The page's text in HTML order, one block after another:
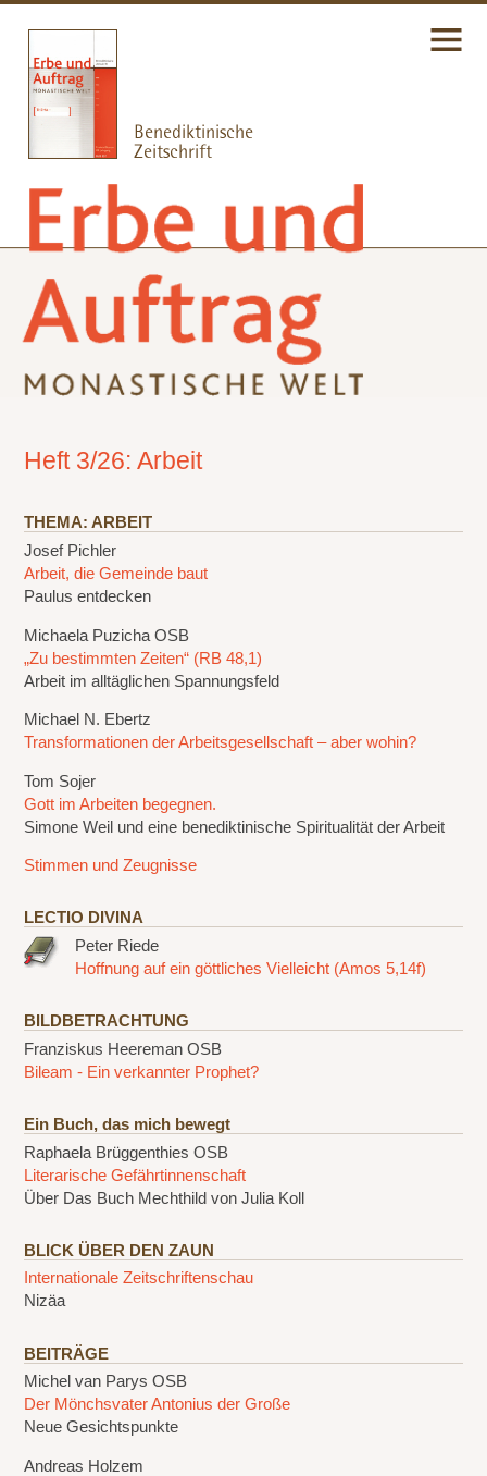
Heft 3/26: Arbeit
THEMA: ARBEIT
Josef Pichler
Arbeit, die Gemeinde baut
Paulus entdecken
Michaela Puzicha OSB
„Zu bestimmten Zeiten“ (RB 48,1)
Arbeit im alltäglichen Spannungsfeld
Michael N. Ebertz
Transformationen der Arbeitsgesellschaft – aber wohin?
Tom Sojer
Gott im Arbeiten begegnen.
Simone Weil und eine benediktinische Spiritualität der Arbeit
Stimmen und Zeugnisse
LECTIO DIVINA
Peter Riede
Hoffnung auf ein göttliches Vielleicht (Amos 5,14f)
BILDBETRACHTUNG
Franziskus Heereman OSB
Bileam - Ein verkannter Prophet?
Ein Buch, das mich bewegt
Raphaela Brüggenthies OSB
Literarische Gefährtinnenschaft
Über Das Buch Mechthild von Julia Koll
BLICK ÜBER DEN ZAUN
Internationale Zeitschriftenschau
Nizäa
BEITRÄGE
Michel van Parys OSB
Der Mönchsvater Antonius der Große
Neue Gesichtspunkte
Andreas Holzem